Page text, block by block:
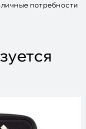
потребности